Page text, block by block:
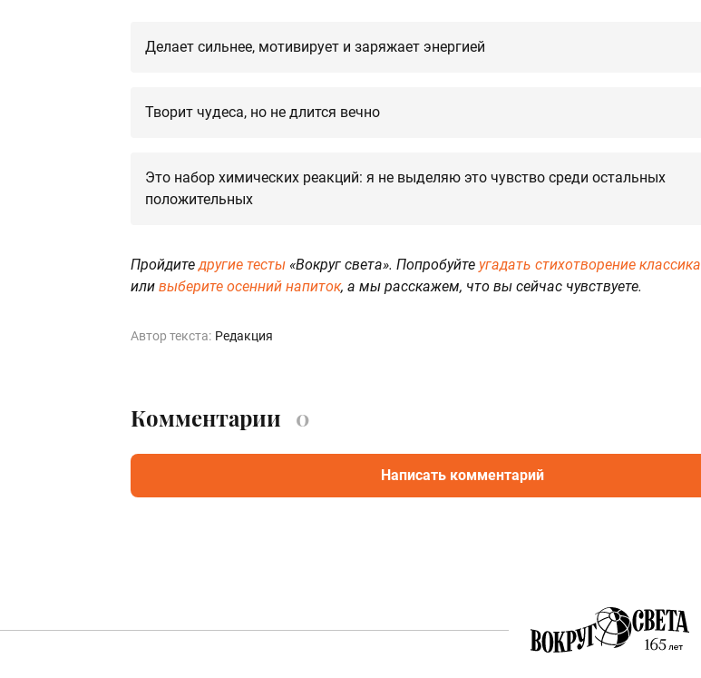
Делает сильнее, мотивирует и заряжает энергией
Творит чудеса, но не длится вечно
Это набор химических реакций: я не выделяю это чувство среди остальных
положительных
Пройдитедругие тесты «Вокруг света». Попробуйте угадать стихотворение классика
или выберите осенний напиток, а мы расскажем, что вы сейчас чувствуете.
Автор текста: Редакция
Комментарии 0
Написать комментарий